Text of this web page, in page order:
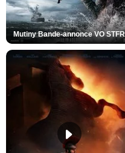
Mutiny Bande-annonce VO STFR